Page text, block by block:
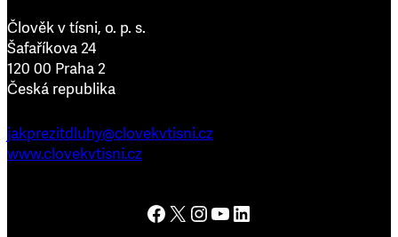
Člověk v tísni, o. p. s.
Šafaříkova 24
120 00 Praha 2
Česká republika
jakprezitdluhy@clovekvtisni.cz
www.clovekvtisni.cz
Člověk v tísni na Facebooku Člověk v tísni na platformě X Člověk v tísni na Instagramu Člověk v tísni na YouTube Člověk v tísni na LinkedInu